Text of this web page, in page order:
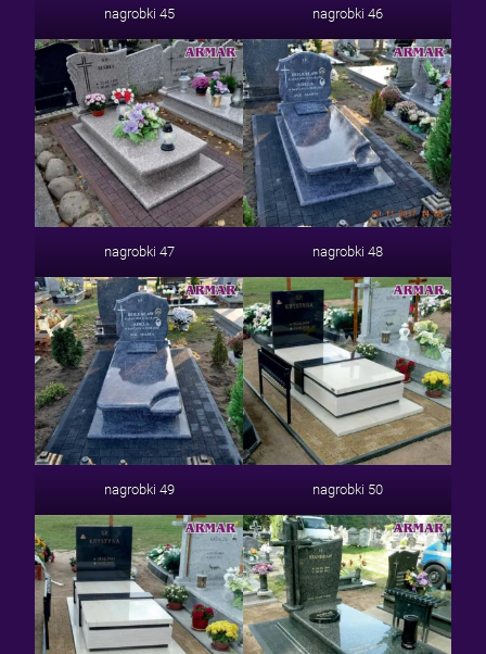
nagrobki 45 nagrobki 46
nagrobki 47 nagrobki 48
nagrobki 49 nagrobki 50